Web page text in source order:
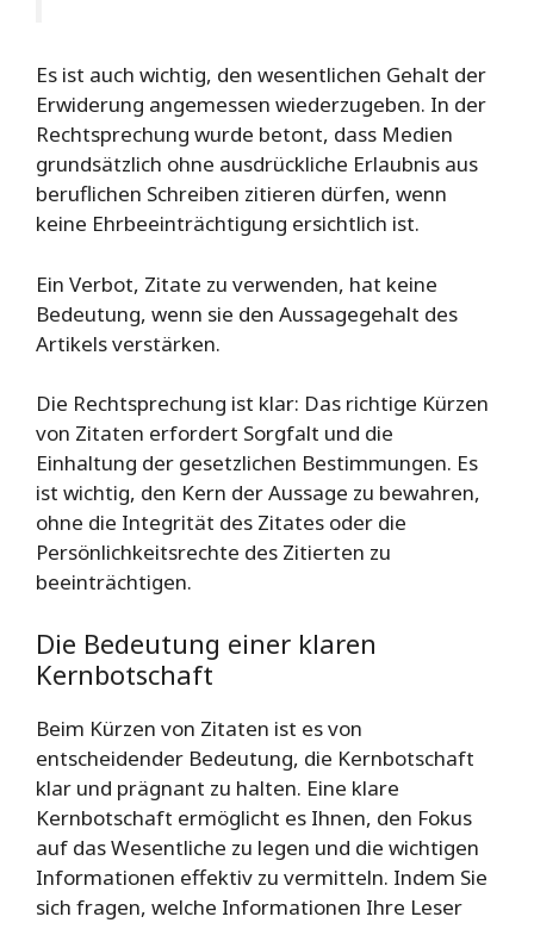
Es ist auch wichtig, den wesentlichen Gehalt der
Erwiderung angemessen wiederzugeben. In der
Rechtsprechung wurde betont, dass Medien
grundsätzlich ohne ausdrückliche Erlaubnis aus
beruflichen Schreiben zitieren dürfen, wenn
keine Ehrbeeinträchtigung ersichtlich ist.
Ein Verbot, Zitate zu verwenden, hat keine
Bedeutung, wenn sie den Aussagegehalt des
Artikels verstärken.
Die Rechtsprechung ist klar: Das richtige Kürzen
von Zitaten erfordert Sorgfalt und die
Einhaltung der gesetzlichen Bestimmungen. Es
ist wichtig, den Kern der Aussage zu bewahren,
ohne die Integrität des Zitates oder die
Persönlichkeitsrechte des Zitierten zu
beeinträchtigen.
Die Bedeutung einer klaren
Kernbotschaft
Beim Kürzen von Zitaten ist es von
entscheidender Bedeutung, die Kernbotschaft
klar und prägnant zu halten. Eine klare
Kernbotschaft ermöglicht es Ihnen, den Fokus
auf das Wesentliche zu legen und die wichtigen
Informationen effektiv zu vermitteln. Indem Sie
sich fragen, welche Informationen Ihre Leser